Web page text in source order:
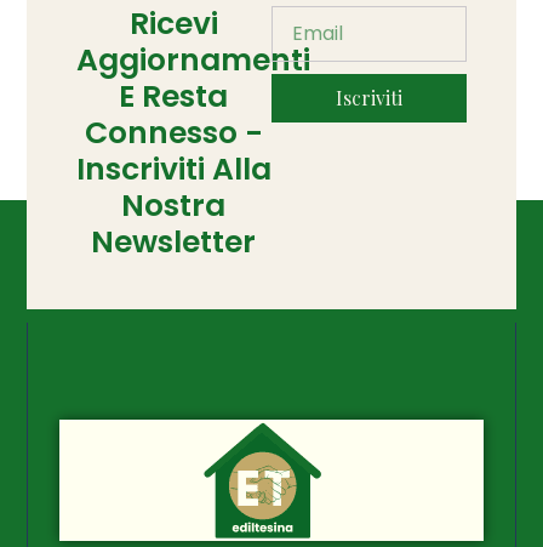
Ricevi
Aggiornamenti
E Resta
Connesso -
Inscriviti Alla
Nostra
Newsletter
Iscriviti